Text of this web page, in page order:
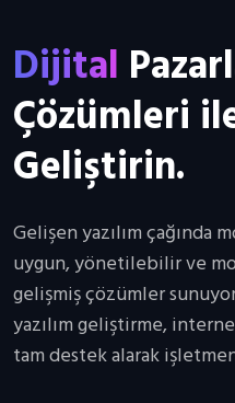
Dijital
Çözümleri
Geliştirin.
Gelişen yazılım çağında
uygun, yönetilebilir ve
gelişmiş çözümler
yazılım geliştirme,
tam destek alarak